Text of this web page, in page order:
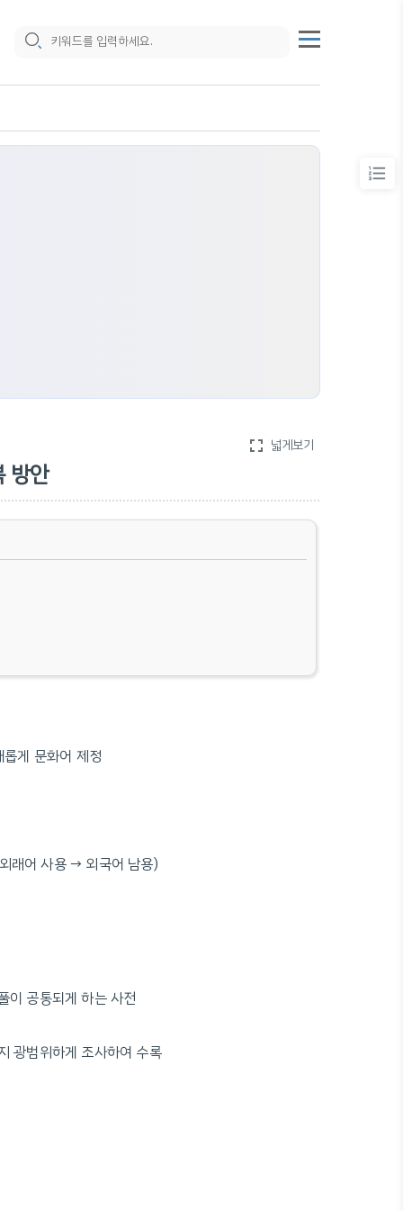
fullscreen 넓게보기
방안
게 문화어 제정
래어 사용 → 외국어 남용)
이 공통되게 하는 사전
광범위하게 조사하여 수록